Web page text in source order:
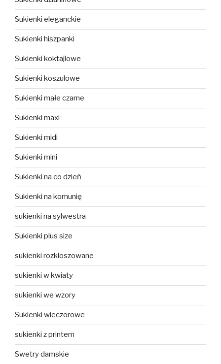
Sukienki eleganckie
Sukienki hiszpanki
Sukienki koktajlowe
Sukienki koszulowe
Sukienki małe czarne
Sukienki maxi
Sukienki midi
Sukienki mini
Sukienki na co dzień
Sukienki na komunię
sukienki na sylwestra
Sukienki plus size
sukienki rozkloszowane
sukienki w kwiaty
sukienki we wzory
Sukienki wieczorowe
sukienki z printem
Swetry damskie